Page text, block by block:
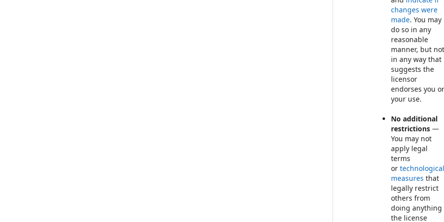
changes were
made. You may
do so in any
reasonable
manner, but not
in any way that
suggests the
licensor
endorses you or
your use.
No additional
restrictions —
You may not
apply legal
terms
ortechnological
measures that
legally restrict
others from
doing anything
the license